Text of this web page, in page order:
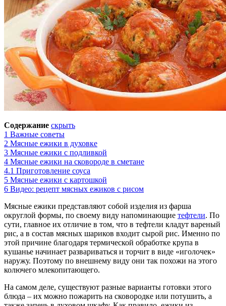
Содержание скрыть
1 Важные советы
2 Мясные ежики в духовке
3 Мясные ежики с подливкой
4 Мясные ежики на сковороде в сметане
4.1 Приготовление соуса
5 Мясные ежики с картошкой
6 Видео: рецепт мясных ежиков с рисом
Мясные ежики представляют собой изделия из фарша
округлой формы, по своему виду напоминающие тефтели. По
сути, главное их отличие в том, что в тефтели кладут вареный
рис, а в состав мясных шариков входит сырой рис. Именно по
этой причине благодаря термической обработке крупа в
кушанье начинает развариваться и торчит в виде «иголочек»
наружу. Поэтому по внешнему виду они так похожи на этого
колючего млекопитающего.
На самом деле, существуют разные варианты готовки этого
блюда – их можно пожарить на сковородке или потушить, а